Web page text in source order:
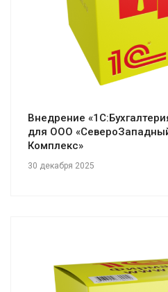
Внедрение
для ООО
Комплекс»
30 декабря 2025